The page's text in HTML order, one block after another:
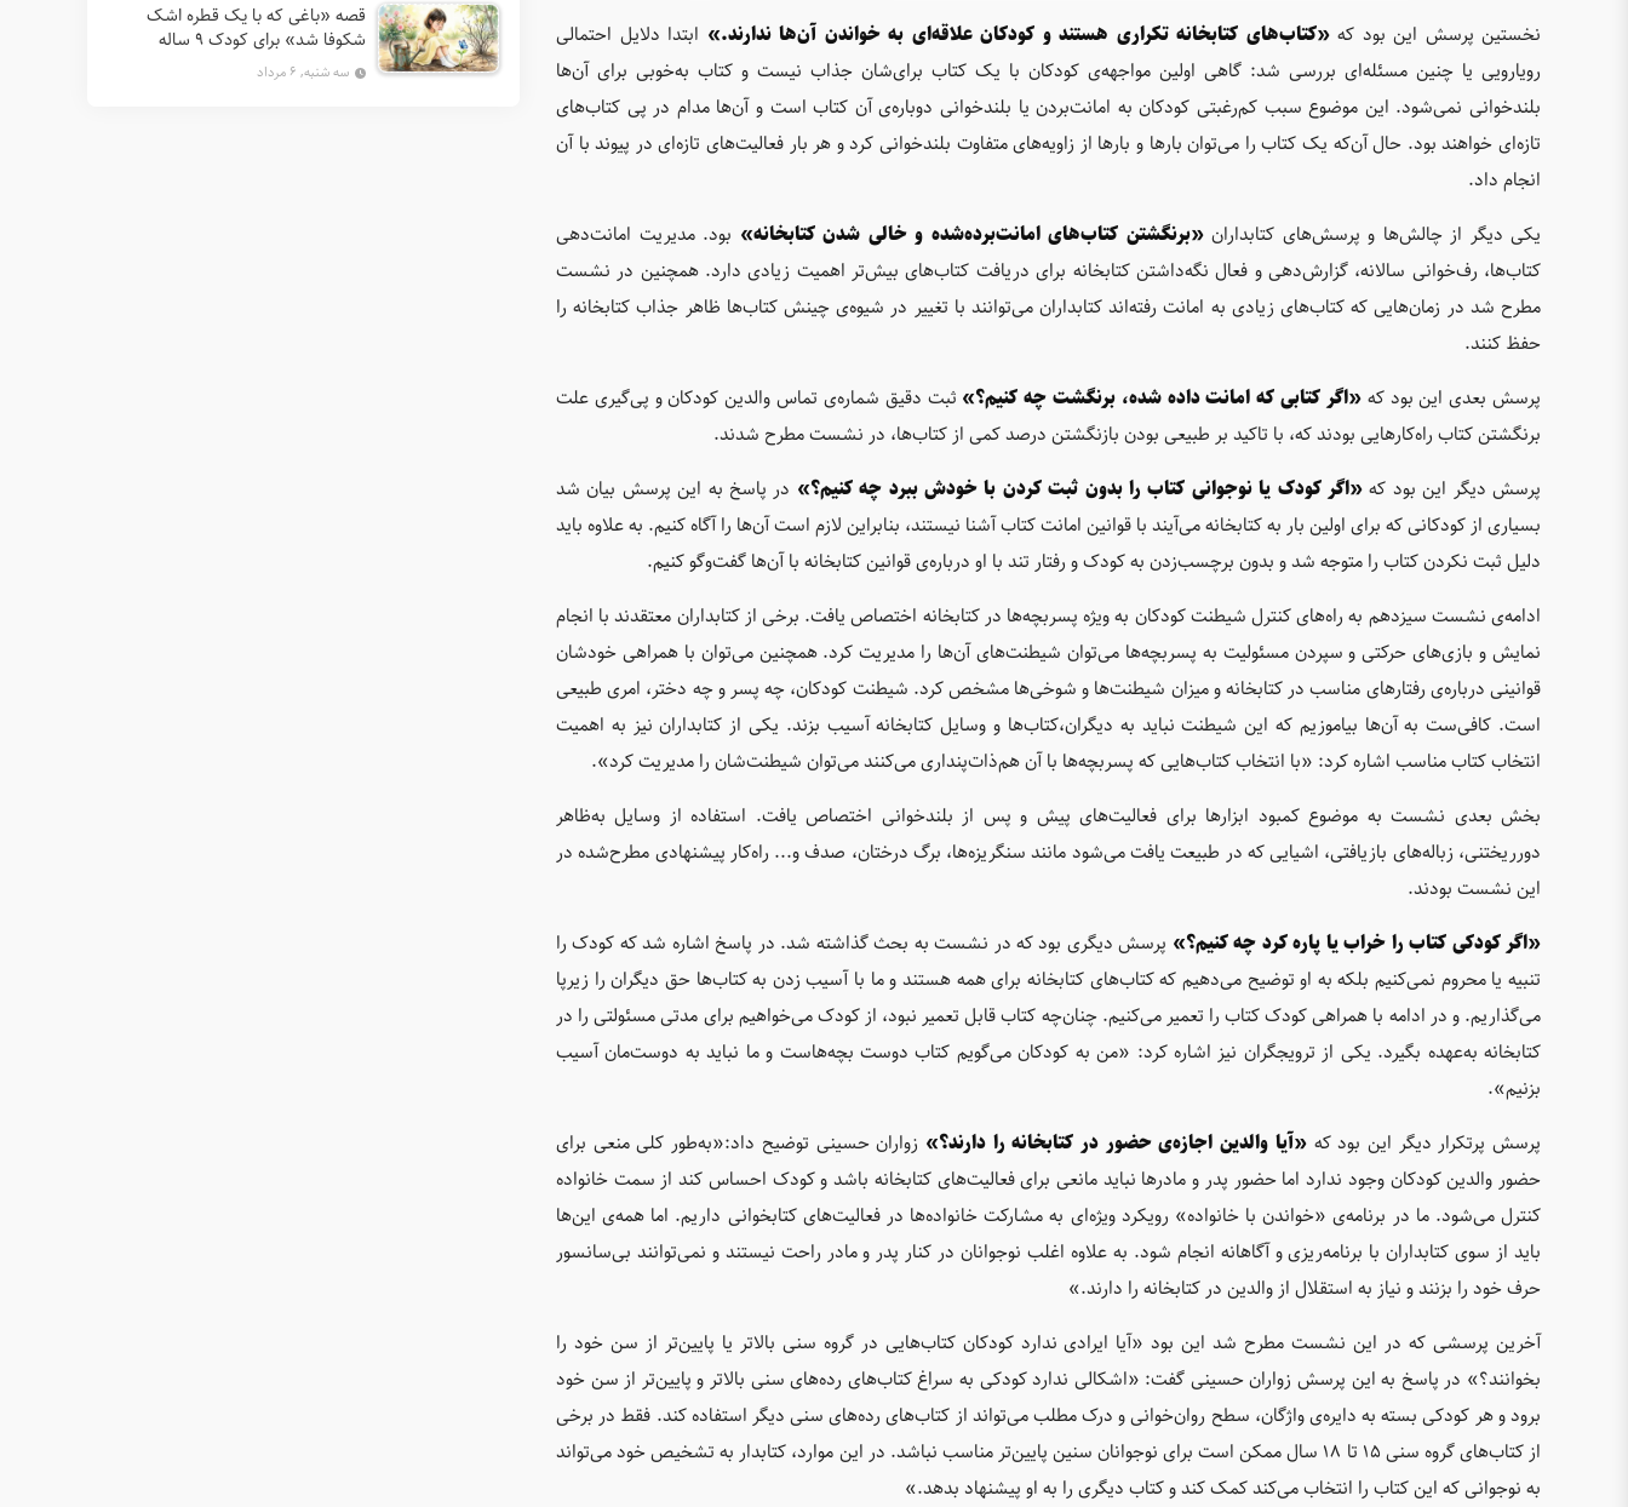
نخستین پرسش این بود که«کتاب‌های کتابخانه تکراری هستند و کودکان علاقه‌ای به خواندن آن‌ها ندارند.» ابتدا دلایل احتمالی
رویارویی یا چنین مسئله‌ای بررسی شد: گاهی اولین مواجهه‌ی کودکان با یک کتاب برای‌شان جذاب نیست و کتاب به‌خوبی برای آن‌ها
بلندخوانی نمی‌شود. این موضوع سبب کم‌رغبتی کودکان به امانت‌بردن یا بلندخوانی دوباره‌ی آن کتاب است و آن‌ها مدام در پی کتاب‌های
تازه‌ای خواهند بود. حال آن‌که یک کتاب را می‌توان بارها و بارها از زاویه‌های متفاوت بلندخوانی کرد و هر بار فعالیت‌های تازه‌ای در پیوند با آن
انجام داد.
یکی دیگر از چالش‌ها و پرسش‌های کتابداران«برنگشتن کتاب‌های امانت‌برده‌شده و خالی شدن کتابخانه» بود. مدیریت امانت‌دهی
کتاب‌ها، رف‌خوانی سالانه‌، گزارش‌دهی و فعال نگه‌داشتن کتابخانه برای دریافت کتاب‌های بیش‌تر اهمیت زیادی دارد. همچنین در نشست
مطرح شد در زمان‌هایی که کتاب‌های زیادی به امانت رفته‌اند کتابداران می‌توانند با تغییر در شیوه‌ی چینش کتاب‌ها ظاهر جذاب کتابخانه را
حفظ کنند.
پرسش بعدی این بود که«اگر کتابی که امانت داده شده، برنگشت چه کنیم؟» ثبت دقیق شماره‌ی تماس والدین کودکان و پی‌گیری علت
برنگشتن کتاب راه‌کارهایی بودند که، با تاکید بر طبیعی بودن بازنگشتن درصد کمی از کتاب‌ها، در نشست مطرح شدند.
پرسش دیگر این بود که«اگر کودک یا نوجوانی کتاب را بدون ثبت کردن با خودش ببرد چه کنیم؟» در پاسخ به این پرسش بیان شد
بسیاری از کودکانی که برای اولین بار به کتابخانه می‌آیند با قوانین امانت کتاب آشنا نیستند، بنابراین لازم است آن‌ها را آگاه کنیم. به علاوه باید
دلیل ثبت نکردن کتاب را متوجه شد و بدون برچسب‌زدن به کودک و رفتار تند با او درباره‌ی قوانین کتابخانه با آن‌ها گفت‌وگو کنیم.
ادامه‌ی نشست سیزدهم به راه‌های کنترل شیطنت کودکان به ویژه پسربچه‌ها در کتابخانه اختصاص یافت. برخی از کتابداران معتقدند با انجام
نمایش و بازی‌های حرکتی و سپردن مسئولیت به پسربچه‌ها می‌توان شیطنت‌های آن‌ها را مدیریت کرد. همچنین می‌توان با همراهی خودشان
قوانینی دربا‌ره‌ی رفتارهای مناسب در کتابخانه و میزان شیطنت‌ها و شوخی‌ها مشخص کرد. شیطنت کودکان، چه پسر و چه دختر، امری طبیعی
است. کافی‌ست به آن‌ها بیاموزیم که این شیطنت نباید به دیگران،کتاب‌ها و وسایل کتابخانه آسیب بزند. یکی از کتابداران نیز به اهمیت
انتخاب کتاب مناسب اشاره کرد: «با انتخاب کتاب‌هایی که پسربچه‌ها با آن هم‌ذات‌پنداری می‌کنند می‌توان شیطنت‌شان را مدیریت کرد».
بخش بعدی نشست به موضوع کمبود ابزارها برای فعالیت‌های پیش و پس از بلندخوانی اختصاص یافت. استفاده از وسایل به‌ظاهر
دورریختنی، زباله‌های بازیافتی، اشیایی که در طبیعت یافت می‌شود مانند سنگریزه‌ها، برگ درختان، صدف و... راه‌کار پیشنهادی مطرح‌شده در
این نشست بودند.
«اگر کودکی کتاب را خراب یا پاره کرد چه کنیم؟» پرسش دیگری بود که در نشست به بحث گذاشته شد. در پاسخ اشاره شد که کودک را
تنبیه یا محروم نمی‌کنیم بلکه به او توضیح می‌دهیم که کتاب‌های کتابخانه برای همه هستند و ما با آسیب زدن به کتاب‌ها حق دیگران را زیرپا
می‌گذاریم. و در ادامه با همراهی کودک کتاب را تعمیر می‌کنیم. چنان‌چه کتاب قابل تعمیر نبود، از کودک می‌خواهیم برای مدتی مسئولتی را در
کتابخانه به‌عهده بگیرد. یکی از ترویجگران نیز اشاره کرد: «من به کودکان می‌گویم کتاب دوست بچه‌هاست و ما نباید به دوست‌مان آسیب
بزنیم».
پرسش پرتکرار دیگر این بود که«آیا والدین اجازه‌ی حضور در کتابخانه را دارند؟» زواران حسینی توضیح داد:«به‌طور کلی منعی برای
حضور والدین کودکان وجود ندارد اما حضور پدر و مادرها نباید مانعی برای فعالیت‌های کتابخانه باشد و کودک احساس کند از سمت خانواده
کنترل می‌شود. ما در برنامه‌ی «خواندن با خانواده» رویکرد ویژه‌ای به مشارکت خانواده‌ها در فعالیت‌های کتابخوانی داریم. اما همه‌ی این‌ها
باید از سوی کتابداران با برنامه‌ریزی و آگاهانه انجام شود. به علاوه اغلب نوجوانان در کنار پدر و مادر راحت نیستند و نمی‌توانند بی‌سانسور
حرف خود را بزنند و نیاز به استقلال از والدین در کتابخانه را دارند.»
آخرین پرسشی که در این نشست مطرح شد این بود «آیا ایرادی ندارد کودکان کتاب‌هایی در گروه سنی بالاتر یا پایین‌تر از سن خود را
بخوانند؟» در پاسخ به این پرسش زواران حسینی گفت: «اشکالی ندارد کودکی به سراغ کتاب‌های رده‌های سنی بالاتر و پایین‌تر از سن خود
برود و هر کودکی بسته به دایره‌ی واژگان، سطح روان‌خوانی و درک مطلب می‌تواند از کتاب‌های رده‌های سنی دیگر استفاده کند. فقط در برخی
از کتاب‌های گروه سنی 15 تا 18 سال ممکن است برای نوجوانان سنین پایین‌تر مناسب نباشد. در این موارد، کتابدار به تشخیص خود می‌تواند
به نوجوانی که این کتاب را انتخاب می‌کند کمک کند و کتاب دیگری را به او پیشنهاد بدهد.»
قصه «باغی که با یک قطره اشک
شکوفا شد» برای کودک ۹ ساله
سه شنبه, ۶ مرداد